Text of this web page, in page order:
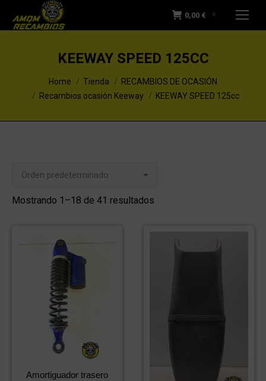
0,00 € 0
KEEWAY SPEED 125CC
You are here:Home Tienda
RECAMBIOS DE OCASIÓN
Recambios ocasión Keeway
KEEWAY SPEED 125cc
Mostrando 1–18 de 41 resultados
Amortiguador trasero